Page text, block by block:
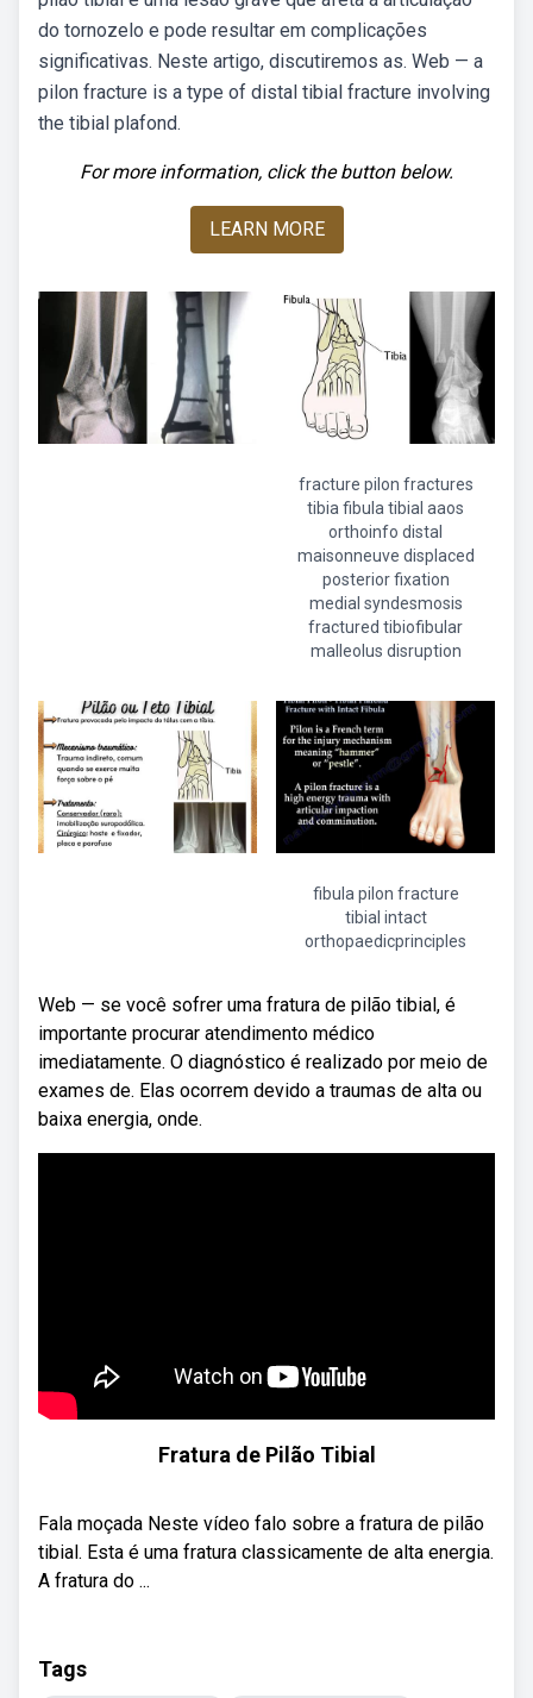
do tornozelo e pode resultar em complicações
significativas. Neste artigo, discutiremos as. Web — a
pilon fracture is a type of distal tibial fracture involving
the tibial plafond.
For more information, click the button below.
LEARN MORE
fracture pilon fractures
tibia fibula tibial aaos
orthoinfo distal
maisonneuve displaced
posterior fixation
medial syndesmosis
fractured tibiofibular
malleolus disruption
fibula pilon fracture
tibial intact
orthopaedicprinciples
Web — se você sofrer uma fratura de pilão tibial, é
importante procurar atendimento médico
imediatamente. O diagnóstico é realizado por meio de
exames de. Elas ocorrem devido a traumas de alta ou
baixa energia, onde.
Fratura de Pilão Tibial
Fala moçada Neste vídeo falo sobre a fratura de pilão
tibial. Esta é uma fratura classicamente de alta energia.
A fratura do ...
Tags